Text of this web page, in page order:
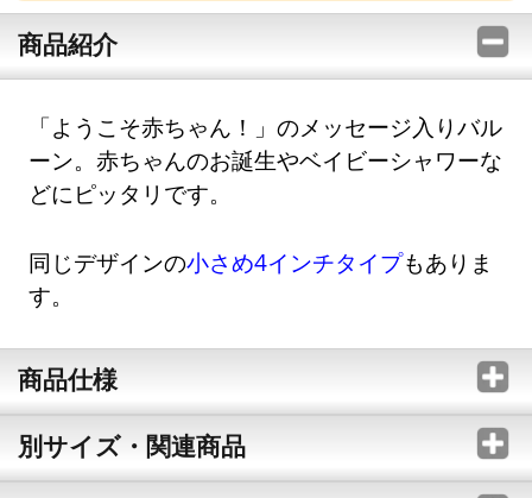
商品紹介
「ようこそ赤ちゃん！」のメッセージ入りバル
ーン。赤ちゃんのお誕生やベイビーシャワーな
どにピッタリです。
同じデザインの小さめ4インチタイプもありま
す。
商品仕様
別サイズ・関連商品